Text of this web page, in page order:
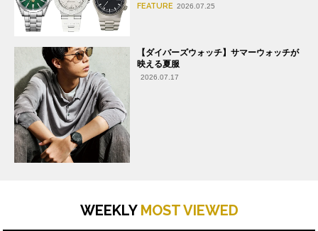
FEATURE 2026.07.25
【ダイバーズウォッチ】サマーウォッチが
映える夏服
2026.07.17
WEEKLY MOST VIEWED